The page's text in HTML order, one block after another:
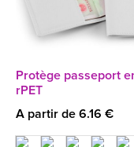
Protège passeport
rPET
A partir de 6.16 €